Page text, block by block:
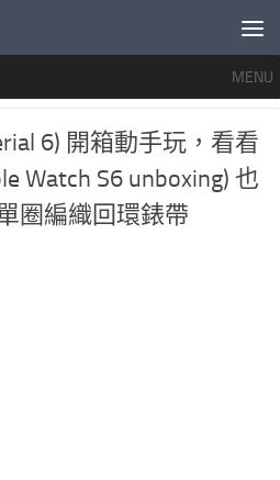
MENU
0
6) 開箱動手玩，看看
Watch S6 unboxing) 也
圈編織回環錶帶